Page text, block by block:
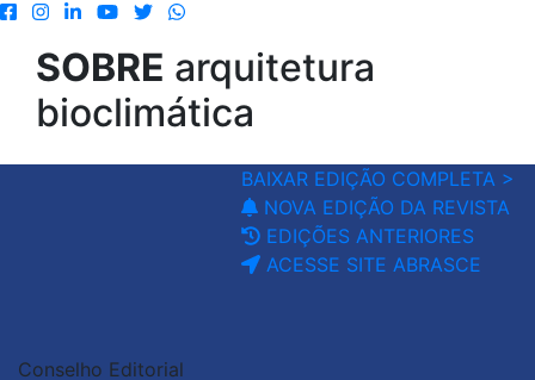
SOBRE arquitetura
bioclimática
BAIXAR EDIÇÃO COMPLETA >
NOVA EDIÇÃO DA REVISTA
EDIÇÕES ANTERIORES
ACESSE SITE ABRASCE
Conselho Editorial